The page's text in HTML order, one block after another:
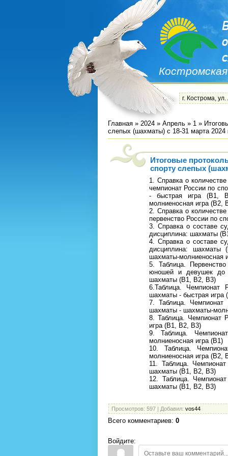
г. Кострома,
Главная » 2024 » Апрель » 1 »
слепых (шахматы) с 18-31 марта 2024
Итоговые
спорту слепых
1. Справка о
чемпионат России по
- быстрая игра (В1,
молниеносная игра (В2,
2. Справка о
первенство России по
3. Справка о составе
дисциплина: шахматы
4. Справка о составе
дисциплина:
шахматы-молниеносная
5. Таблица.
юношей и девушек до
шахматы (В1, В2, В3)
6.Таблица. Чемпионат
шахматы - быстрая игра
7. Таблица.
шахматы - шахматы-
8. Таблица. Чемпионат
игра (В1, В2, В3)
9. Таблица.
молниеносная игра (В1)
10. Таблица.
молниеносная игра (В2,
11. Таблица.
шахматы (В1, В2, В3)
12. Таблица.
шахматы (В1, В2, В3)
Просмотров: 597 | Добавил: vos44
Всего комментариев: 0
Войдите: